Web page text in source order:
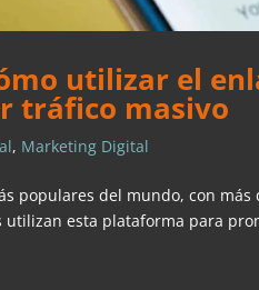
utilizar el
tráfico masivo
, Marketing Digital
populares del mundo, con
esta plataforma para